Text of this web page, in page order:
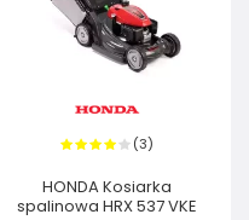
(3)
HONDA Kosiarka
spalinowa HRX 537 VKE